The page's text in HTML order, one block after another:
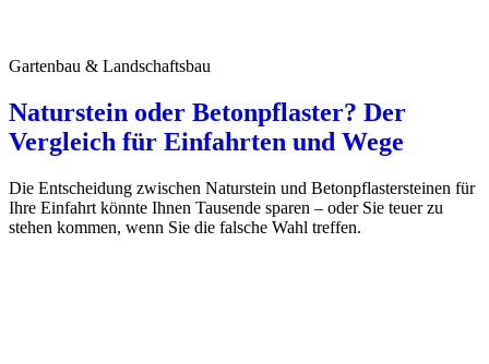
Gartenbau & Landschaftsbau
Naturstein oder Betonpflaster? Der
Vergleich für Einfahrten und Wege
Die Entscheidung zwischen Naturstein und Betonpflastersteinen für
Ihre Einfahrt könnte Ihnen Tausende sparen – oder Sie teuer zu
stehen kommen, wenn Sie die falsche Wahl treffen.